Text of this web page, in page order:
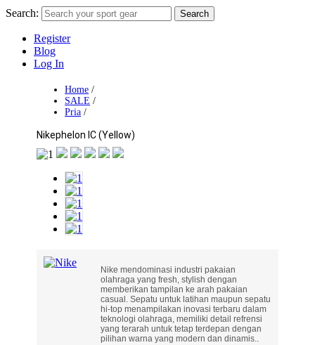
Search: Search
Register
Blog
Log In
Home /
SALE /
Pria /
Nikephelon IC (Yellow)
Nike mendominasi industri pakaian
olahraga yang fresh, stylish dengan
memberikan tampilan ke arah pakaian
casual. Sepatu untuk latihan maupun sepatu
hi-top menampilakan inovasi terbaru dalam
teknologi olahraga, memiliki detail refrensi
yang terarah untuk tetap terdepan dengan
pilihan warna yang modern dan dinamis..